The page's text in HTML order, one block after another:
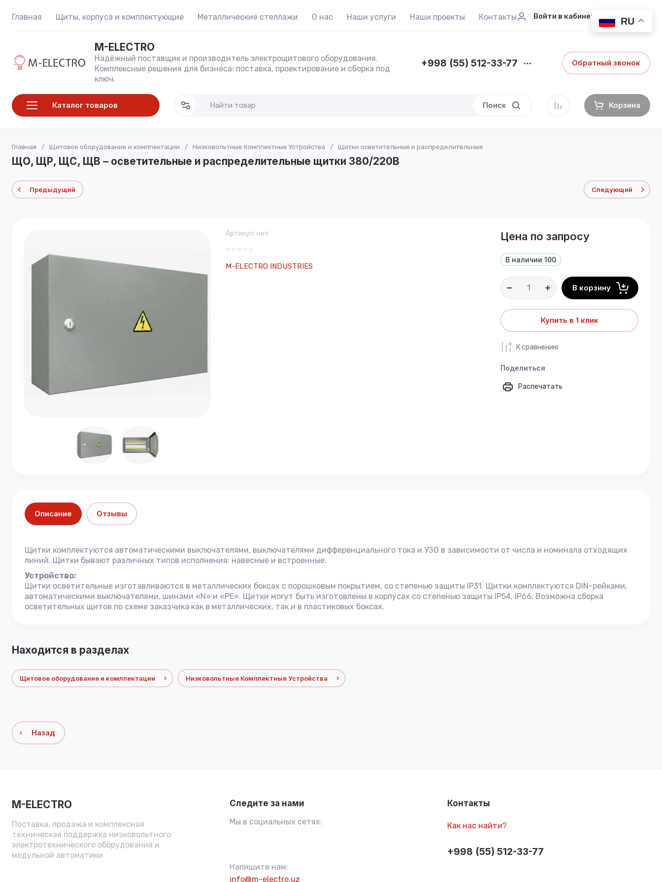
RU
Главная Щиты, корпуса и комплектующие Металлические стеллажи О нас Наши услуги Наши проекты Контакты Войти в кабинет
M-ELECTRO
Надёжный поставщик и производитель электрощитового оборудования.
Комплексные решения для бизнеса: поставка, проектирование и сборка под
ключ.
+998 (55) 512-33-77 Обратный звонок
Каталог товаров Поиск Корзина
Главная / Щитовое оборудование и комлпектации / Низковольтные Комплектные Устройства / Щитки осветительные и распределительные
ЩО, ЩР, ЩС, ЩВ – осветительные и распределительные щитки 380/220В
Предыдущий Следующий
Артикул: нет
M-ELECTRO INDUSTRIES
В наличии 100
Цена по запросу
В корзину
Купить в 1 клик
К сравнению
Поделиться
Распечатать
Описание Отзывы
Щитки комплектуются автоматическими выключателями, выключателями дифференциального тока и УЗО в зависимости от числа и номинала отходящих
линий. Щитки бывают различных типов исполнения: навесные и встроенные.
Устройство:
Щитки осветительные изготавливаются в металлических боксах с порошковым покрытием, со степенью защиты IP31. Щитки комплектуются DIN-рейками,
автоматическими выключателями, шинами «N» и «PE». Щитки могут быть изготовлены в корпусах со степенью защиты IP54, IP66. Возможна сборка
осветительных щитов по схеме заказчика как в металлических, так и в пластиковых боксах.
Находится в разделах
Щитовое оборудование и комлпектации Низковольтные Комплектные Устройства
Назад
M-ELECTRO
Поставка, продажа и комплексная
техническая поддержка низковольтного
электротехнического оборудования и
модульной автоматики
Следите за нами
Мы в социальных сетях:
Напишите нам:
info@m-electro.uz
Контакты
Как нас найти?
+998 (55) 512-33-77